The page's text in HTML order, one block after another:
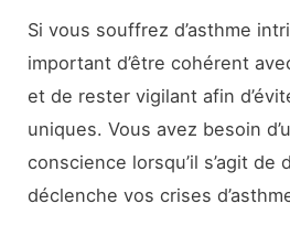
Si vous souffrez d’asthme
important d’être cohérent
et de rester vigilant afin
uniques. Vous avez besoin
conscience lorsqu’il s’agit de
déclenche vos crises